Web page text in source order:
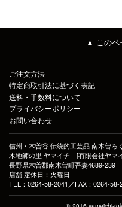
▲ このペ
ご注文方法
特定商取引法に基づく表記
送料・手数料について
プライバシーポリシー
お問い合わせ
信州・木曽谷 伝統的工芸品 南木曽ろ
木地師の里 ヤマイチ [有限会社ヤマ
長野県木曽郡南木曽町吾妻4689-239
店舗 定休日：火曜日
TEL：0264-58-2041／FAX：0264-58-